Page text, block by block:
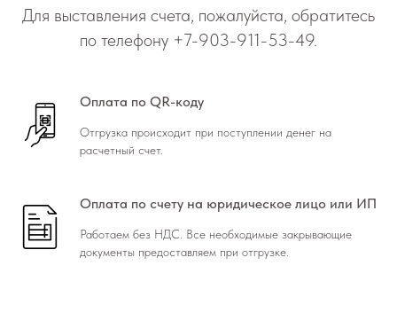
Для выставления счета, пожалуйста, обратитесь
по телефону +7-903-911-53-49.
Оплата по QR-коду
Отгрузка происходит при поступлении денег на
расчетный счет.
Оплата по счету на юридическое лицо или ИП
Работаем без НДС. Все необходимые закрывающие
документы предоставляем при отгрузке.